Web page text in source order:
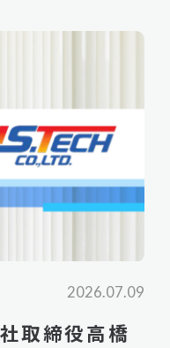
2026.07.09
取締役高橋